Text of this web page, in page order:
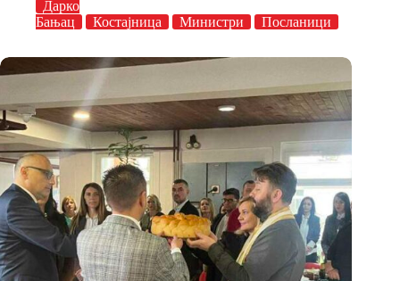
Дарко
Бањац
Костајница Министри Посланици